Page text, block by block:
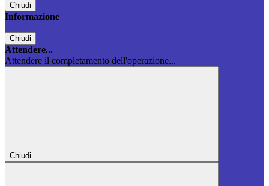
Chiudi
Informazione
Chiudi
Attendere...
Attendere il completamento dell'operazione...
Chiudi